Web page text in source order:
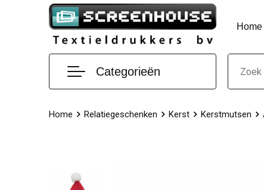
Home
Categorieën
Home Relatiegeschenken Kerst Kerstmutsen